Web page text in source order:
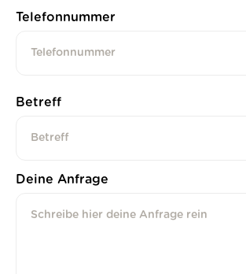
Telefonnummer
Betreff
Deine Anfrage